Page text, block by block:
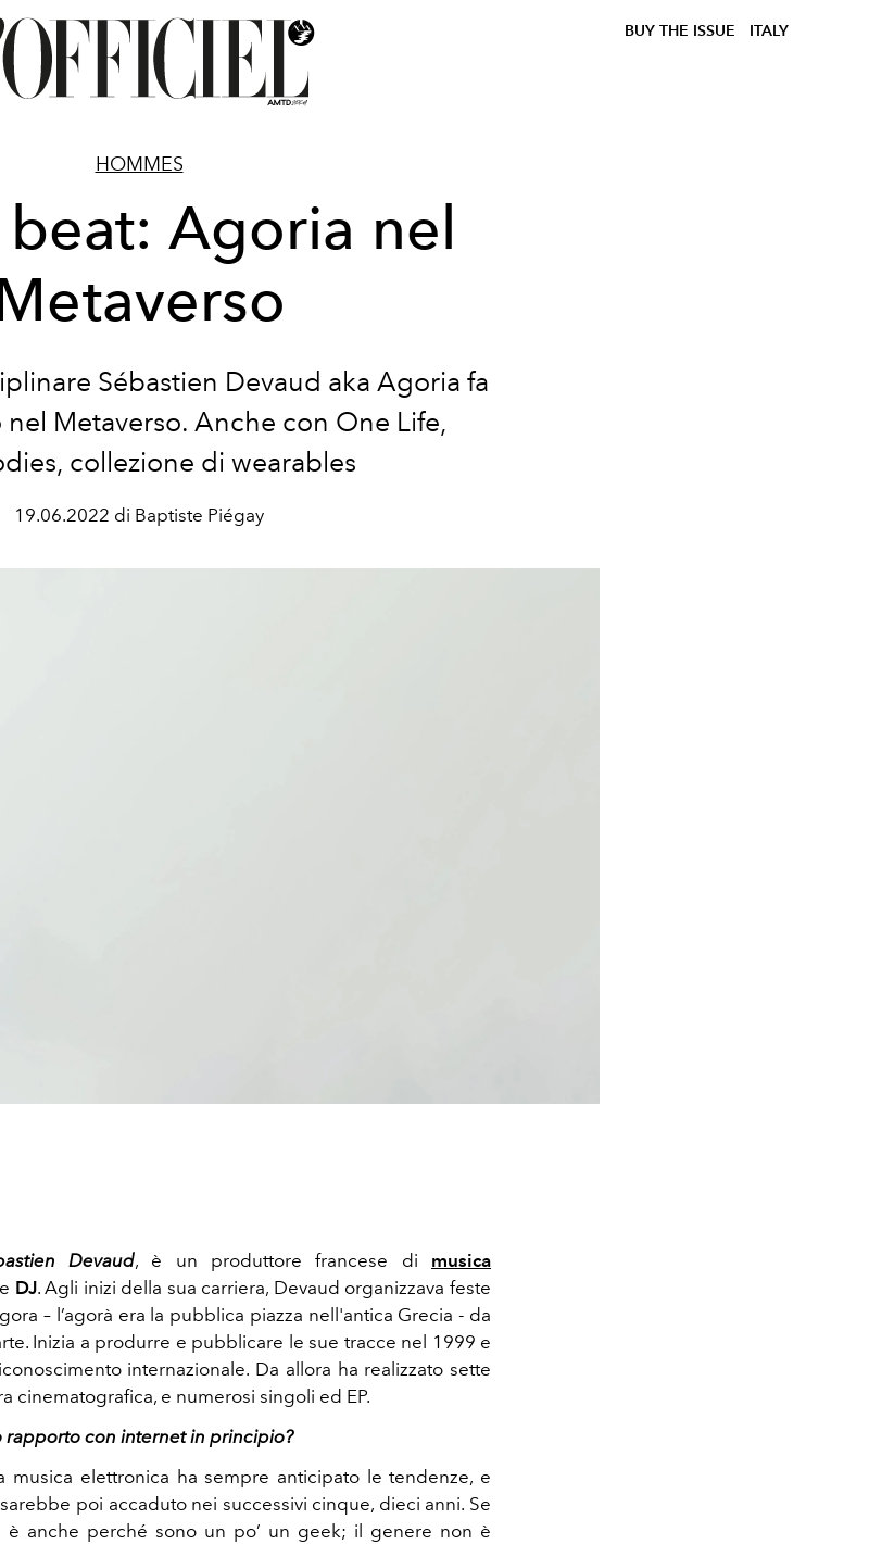
BUY THE ISSUE ITALY
HOMMES
Agoria nel
Sébastien Devaud aka Agoria fa
nel Metaverso. Anche con One Life,
collezione di wearables
19.06.2022 di Baptiste Piégay
Devaud, è un produttore francese di musica
DJ. Agli inizi della sua carriera, Devaud organizzava feste
– l’agorà era la pubblica piazza nell'antica Grecia - da
Inizia a produrre e pubblicare le sue tracce nel 1999 e
internazionale. Da allora ha realizzato sette
cinematografica, e numerosi singoli ed EP.
rapporto con internet in principio?
musica elettronica ha sempre anticipato le tendenze, e
poi accaduto nei successivi cinque, dieci anni. Se
è anche perché sono un po’ un geek; il genere non è